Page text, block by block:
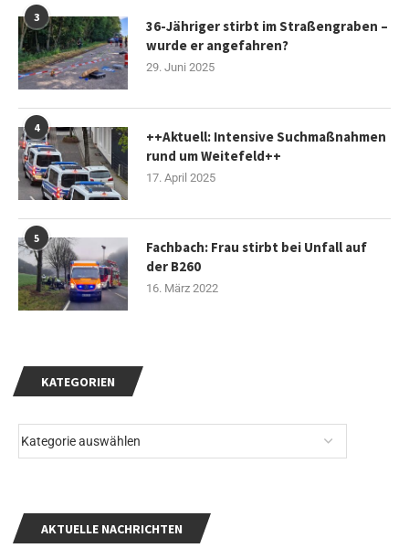
KATEGORIEN
AKTUELLE NACHRICHTEN
3
36-Jähriger stirbt im Straßengraben –
wurde er angefahren?
29. Juni 2025
4
++Aktuell: Intensive Suchmaßnahmen
rund um Weitefeld++
17. April 2025
5
Fachbach: Frau stirbt bei Unfall auf
der B260
16. März 2022